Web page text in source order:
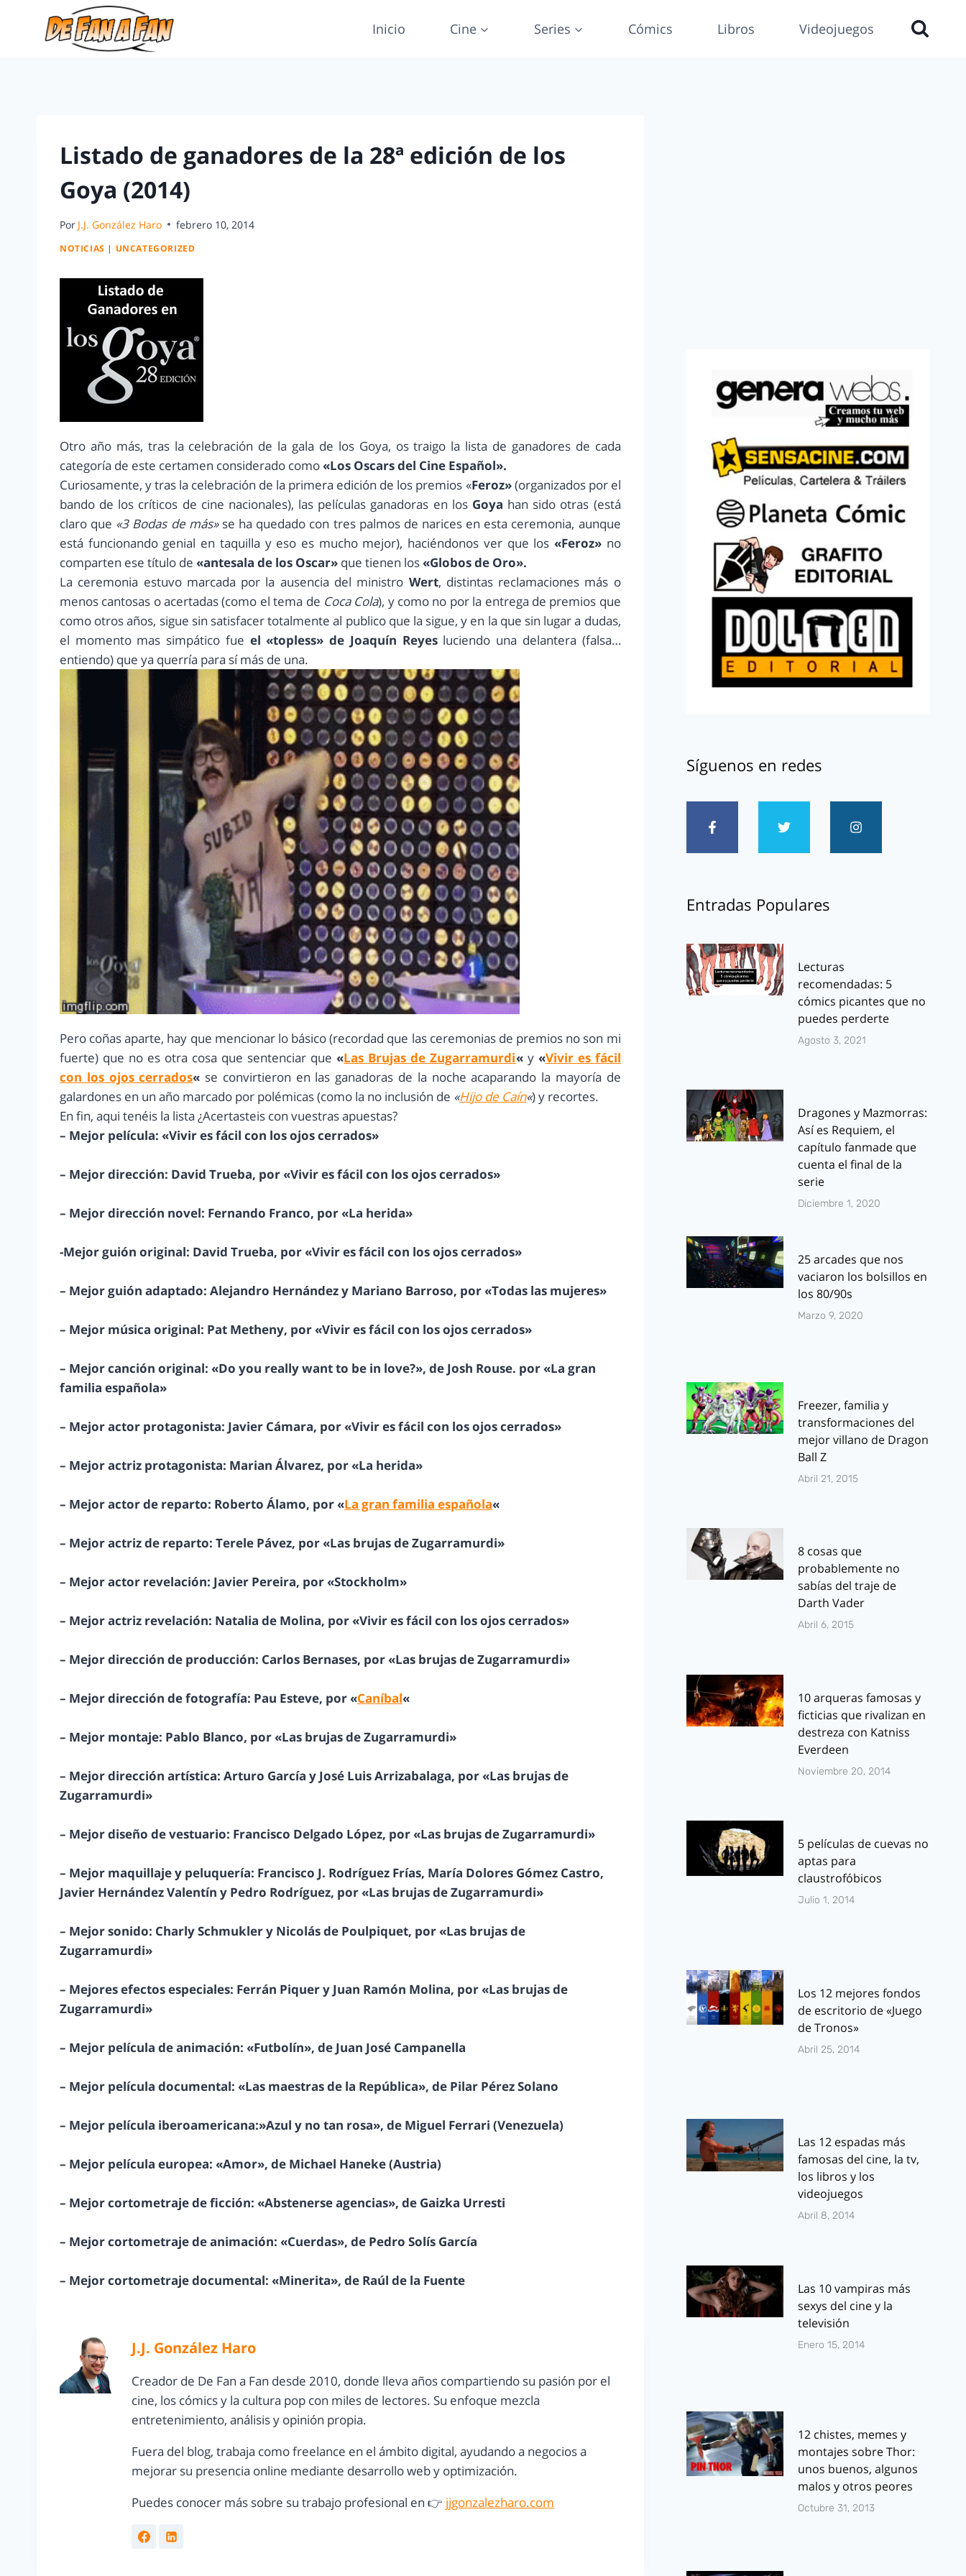
Inicio Cine Series Cómics Libros Videojuegos
Listado de ganadores de la 28ª edición de los
Goya (2014)
Por J.J. González Haro febrero 10, 2014
NOTICIAS | UNCATEGORIZED
Otro año más, tras la celebración de la gala de los Goya, os traigo la lista de ganadores de cada
categoría de este certamen considerado como«Los Oscars del Cine Español».
Curiosamente, y tras la celebración de la primera edición de los premios «Feroz»(organizados por el
bando de los críticos de cine nacionales), las películas ganadoras en los Goya han sido otras (está
claro que «3 Bodas de más»se ha quedado con tres palmos de narices en esta ceremonia, aunque
está funcionando genial en taquilla y eso es mucho mejor), haciéndonos ver que los «Feroz» no
comparten ese título de «antesala de los Oscar» que tienen los«Globos de Oro».
La ceremonia estuvo marcada por la ausencia del ministro Wert, distintas reclamaciones más o
menos cantosas o acertadas (como el tema de Coca Cola), y como no por la entrega de premios que
como otros años, sigue sin satisfacer totalmente al publico que la sigue, y en la que sin lugar a dudas,
el momento mas simpático fue el «topless» de Joaquín Reyesluciendo una delantera (falsa…
entiendo) que ya querría para sí más de una.
Pero coñas aparte, hay que mencionar lo básico (recordad que las ceremonias de premios no son mi
fuerte) que no es otra cosa que sentenciar que«Las Brujas de Zugarramurdi«y «Vivir es fácil
con los ojos cerrados« se convirtieron en las ganadoras de la noche acaparando la mayoría de
galardones en un año marcado por polémicas (como la no inclusión de «Hijo de Caín«) y recortes.
En fin, aqui tenéis la lista ¿Acertasteis con vuestras apuestas?
– Mejor película: «Vivir es fácil con los ojos cerrados»
– Mejor dirección: David Trueba, por «Vivir es fácil con los ojos cerrados»
– Mejor dirección novel: Fernando Franco, por «La herida»
-Mejor guión original: David Trueba, por «Vivir es fácil con los ojos cerrados»
– Mejor guión adaptado: Alejandro Hernández y Mariano Barroso, por «Todas las mujeres»
– Mejor música original: Pat Metheny, por «Vivir es fácil con los ojos cerrados»
– Mejor canción original: «Do you really want to be in love?», de Josh Rouse. por «La gran
familia española»
– Mejor actor protagonista: Javier Cámara, por «Vivir es fácil con los ojos cerrados»
– Mejor actriz protagonista: Marian Álvarez, por «La herida»
– Mejor actor de reparto: Roberto Álamo, por «La gran familia española«
– Mejor actriz de reparto: Terele Pávez, por «Las brujas de Zugarramurdi»
– Mejor actor revelación: Javier Pereira, por «Stockholm»
– Mejor actriz revelación: Natalia de Molina, por «Vivir es fácil con los ojos cerrados»
– Mejor dirección de producción: Carlos Bernases, por «Las brujas de Zugarramurdi»
– Mejor dirección de fotografía: Pau Esteve, por «Caníbal«
– Mejor montaje: Pablo Blanco, por «Las brujas de Zugarramurdi»
– Mejor dirección artística: Arturo García y José Luis Arrizabalaga, por «Las brujas de
Zugarramurdi»
– Mejor diseño de vestuario: Francisco Delgado López, por «Las brujas de Zugarramurdi»
– Mejor maquillaje y peluquería: Francisco J. Rodríguez Frías, María Dolores Gómez Castro,
Javier Hernández Valentín y Pedro Rodríguez, por «Las brujas de Zugarramurdi»
– Mejor sonido: Charly Schmukler y Nicolás de Poulpiquet, por «Las brujas de
Zugarramurdi»
– Mejores efectos especiales: Ferrán Piquer y Juan Ramón Molina, por «Las brujas de
Zugarramurdi»
– Mejor película de animación: «Futbolín», de Juan José Campanella
– Mejor película documental: «Las maestras de la República», de Pilar Pérez Solano
– Mejor película iberoamericana:»Azul y no tan rosa», de Miguel Ferrari (Venezuela)
– Mejor película europea: «Amor», de Michael Haneke (Austria)
– Mejor cortometraje de ficción: «Abstenerse agencias», de Gaizka Urresti
– Mejor cortometraje de animación: «Cuerdas», de Pedro Solís García
– Mejor cortometraje documental: «Minerita», de Raúl de la Fuente
J.J. González Haro
Creador de De Fan a Fan desde 2010, donde lleva años compartiendo su pasión por el
cine, los cómics y la cultura pop con miles de lectores. Su enfoque mezcla
entretenimiento, análisis y opinión propia.
Fuera del blog, trabaja como freelance en el ámbito digital, ayudando a negocios a
mejorar su presencia online mediante desarrollo web y optimización.
Puedes conocer más sobre su trabajo profesional en 👉 jjgonzalezharo.com
Síguenos en redes
Entradas Populares
Lecturas
recomendadas: 5
cómics picantes que no
puedes perderte
Agosto 3, 2021
Dragones y Mazmorras:
Así es Requiem, el
capítulo fanmade que
cuenta el final de la
serie
Diciembre 1, 2020
25 arcades que nos
vaciaron los bolsillos en
los 80/90s
Marzo 9, 2020
Freezer, familia y
transformaciones del
mejor villano de Dragon
Ball Z
Abril 21, 2015
8 cosas que
probablemente no
sabías del traje de
Darth Vader
Abril 6, 2015
10 arqueras famosas y
ficticias que rivalizan en
destreza con Katniss
Everdeen
Noviembre 20, 2014
5 películas de cuevas no
aptas para
claustrofóbicos
Julio 1, 2014
Los 12 mejores fondos
de escritorio de «Juego
de Tronos»
Abril 25, 2014
Las 12 espadas más
famosas del cine, la tv,
los libros y los
videojuegos
Abril 8, 2014
Las 10 vampiras más
sexys del cine y la
televisión
Enero 15, 2014
12 chistes, memes y
montajes sobre Thor:
unos buenos, algunos
malos y otros peores
Octubre 31, 2013